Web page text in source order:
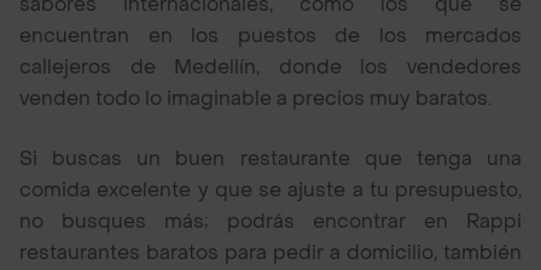
encuentran en los puestos de los mercados
callejeros de Medellín, donde los vendedores
venden todo lo imaginable a precios muy baratos.
Si buscas un buen restaurante que tenga una
comida excelente y que se ajuste a tu presupuesto,
no busques más; podrás encontrar en Rappi
restaurantes baratos para pedir a domicilio, también